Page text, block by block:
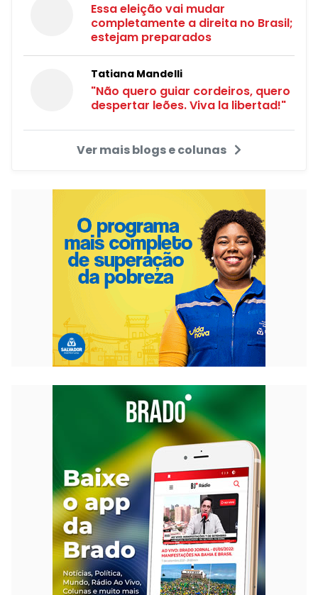
Essa eleição vai mudar
completamente a direita no Brasil;
estejam preparados
Tatiana Mandelli
"Não quero guiar cordeiros, quero
despertar leões. Viva la libertad!"
Ver mais blogs e colunas